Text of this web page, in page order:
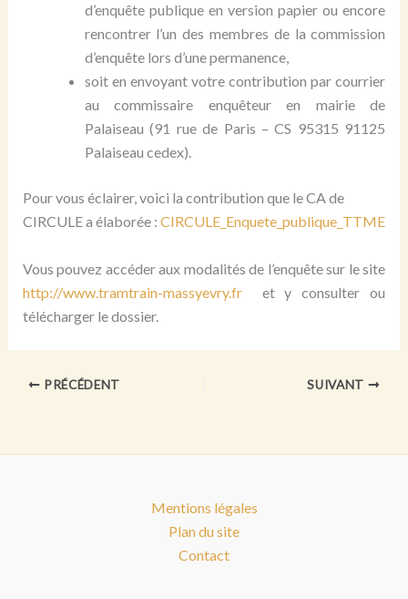
d’enquête publique en version papier ou encore
rencontrer l’un des membres de la commission
d’enquête lors d’une permanence,
soit en envoyant votre contribution par courrier
au commissaire enquêteur en mairie de
Palaiseau (91 rue de Paris – CS 95315 91125
Palaiseau cedex).
Pour vous éclairer, voici la contribution que le CA de
CIRCULE a élaborée : CIRCULE_Enquete_publique_TTME
Vous pouvez accéder aux modalités de l’enquête sur le site
http://www.tramtrain-massyevry.fret y consulter ou
télécharger le dossier.
PRÉCÉDENT SUIVANT
Mentions légales
Plan du site
Contact